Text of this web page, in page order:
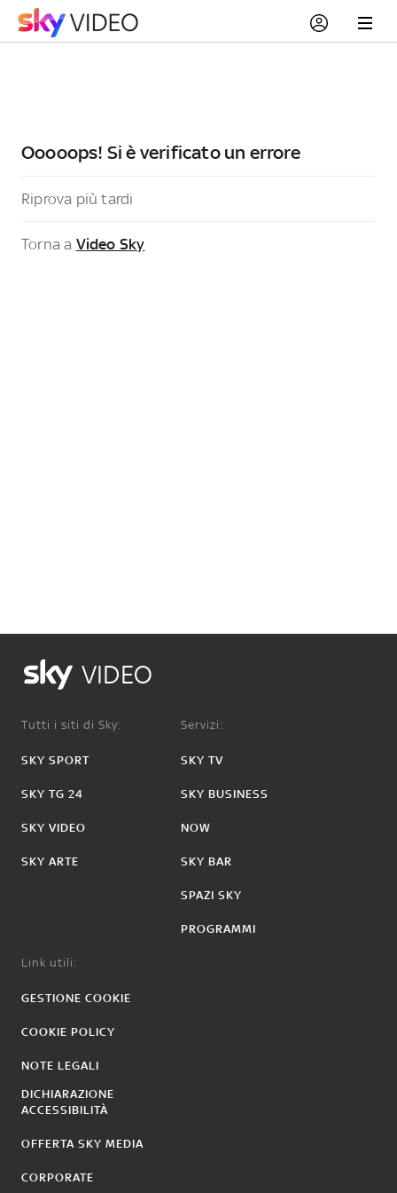
Ooooops! Si è verificato un errore
Riprova più tardi
Torna a Video Sky
VIDEO
Tutti i siti di Sky:
SKY SPORT
SKY TG 24
SKY VIDEO
SKY ARTE
Servizi:
SKY TV
SKY BUSINESS
NOW
SKY BAR
SPAZI SKY
PROGRAMMI
Link utili:
GESTIONE COOKIE
COOKIE POLICY
NOTE LEGALI
DICHIARAZIONE
ACCESSIBILITÀ
OFFERTA SKY MEDIA
CORPORATE